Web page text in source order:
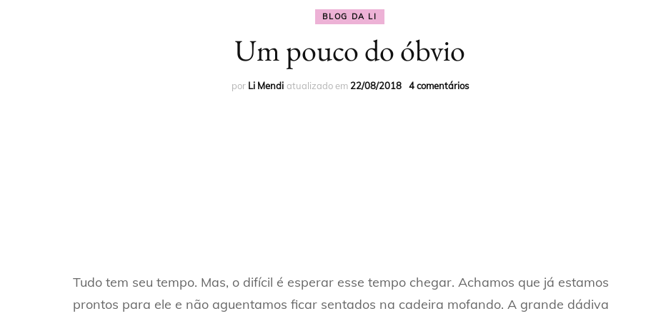
CURSO PROFISSÃO
AUTOR
BLOG DA LI
Um pouco do óbvio
por Li Mendi atualizado em 22/08/2018 4 comentários
Tudo tem seu tempo. Mas, o difícil é esperar esse tempo chegar. Achamos que já estamos
prontos para ele e não aguentamos ficar sentados na cadeira mofando. A grande dádiva